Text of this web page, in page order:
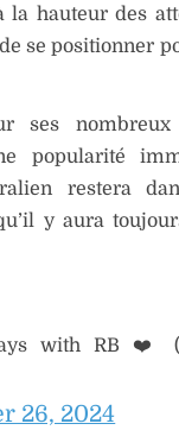
la hauteur des
se positionner
ses nombreux
popularité
restera
y aura
with RB ❤️
26, 2024